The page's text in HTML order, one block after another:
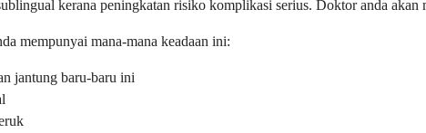
kerana peningkatan risiko komplikasi serius. Doktor anda
mempunyai mana-mana keadaan ini:
jantung baru-baru ini